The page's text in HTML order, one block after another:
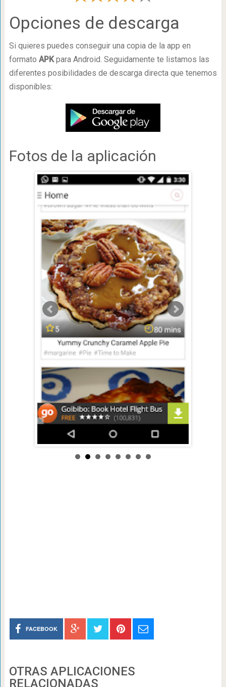
Opciones de descarga
Si quieres puedes conseguir una copia de la app en
formato APKpara Android. Seguidamente te listamos las
diferentes posibilidades de descarga directa que tenemos
disponibles:
Fotos de la aplicación
FACEBOOK
OTRAS APLICACIONES
RELACIONADAS